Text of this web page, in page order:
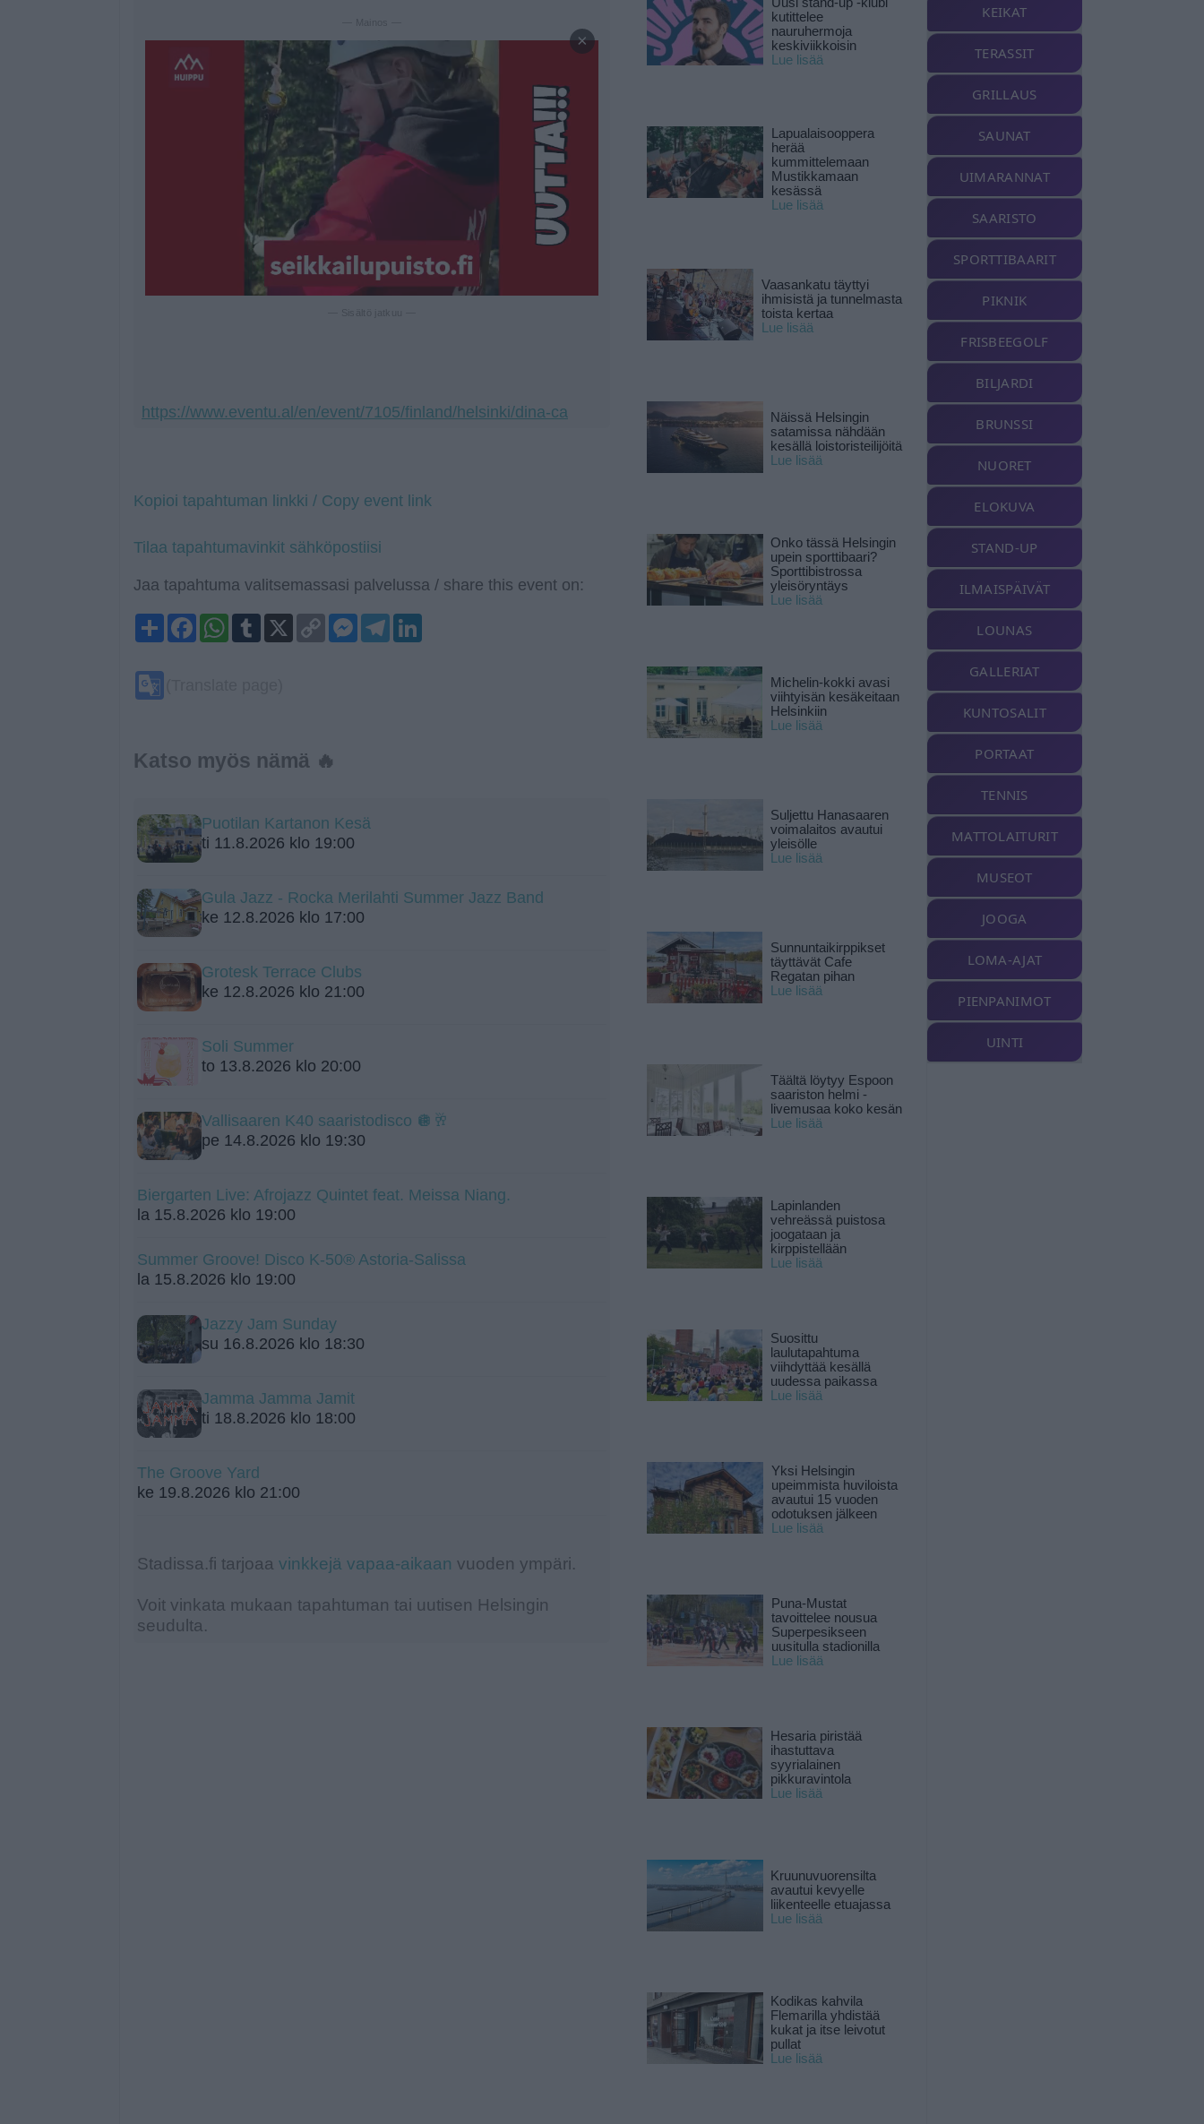
— Mainos —
×
https://www.eventu.al/en/event/7105/finland/helsinki/dina-ca
Kopioi tapahtuman linkki / Copy event link
Tilaa tapahtumavinkit sähköpostiisi
Jaa tapahtuma valitsemassasi palvelussa / share this event on:
ShareFacebookWhatsApp
Tumblr
X
Copy
Link
Messenger
Telegram
Katso myös nämä 🔥
Puotilan Kartanon Kesä
ti 11.8.2026 klo 19:00
Gula Jazz - Rocka Merilahti Summer Jazz Band
ke 12.8.2026 klo 17:00
Grotesk Terrace Clubs
ke 12.8.2026 klo 21:00
Soli Summer
to 13.8.2026 klo 20:00
Vallisaaren K40 saaristodisco 🪩🥂
pe 14.8.2026 klo 19:30
Biergarten Live: Afrojazz Quintet feat. Meissa Niang.
la 15.8.2026 klo 19:00
Summer Groove! Disco K-50® Astoria-Salissa
la 15.8.2026 klo 19:00
Jazzy Jam Sunday
su 16.8.2026 klo 18:30
Jamma Jamma Jamit
ti 18.8.2026 klo 18:00
The Groove Yard
ke 19.8.2026 klo 21:00
Stadissa.fi tarjoaa vinkkejä vapaa-aikaan vuoden ympäri.
Voit vinkata mukaan tapahtuman tai uutisen Helsingin
seudulta.
Uusi stand-up -klubi
kutittelee
nauruhermoja
keskiviikkoisin
Lue lisää
Lapualaisooppera
herää
kummittelemaan
Mustikkamaan
kesässä
Lue lisää
Vaasankatu täyttyi
ihmisistä ja tunnelmasta
toista kertaa
Lue lisää
Näissä Helsingin
satamissa nähdään
kesällä loistoristeilijöitä
Lue lisää
Onko tässä Helsingin
upein sporttibaari?
Sporttibistrossa
yleisöryntäys
Lue lisää
Michelin-kokki avasi
viihtyisän kesäkeitaan
Helsinkiin
Lue lisää
Suljettu Hanasaaren
voimalaitos avautui
yleisölle
Lue lisää
Sunnuntaikirppikset
täyttävät Cafe
Regatan pihan
Lue lisää
Täältä löytyy Espoon
saariston helmi -
livemusaa koko kesän
Lue lisää
Lapinlanden
vehreässä puistosa
joogataan ja
kirppistellään
Lue lisää
Suosittu
laulutapahtuma
viihdyttää kesällä
uudessa paikassa
Lue lisää
Yksi Helsingin
upeimmista huviloista
avautui 15 vuoden
odotuksen jälkeen
Lue lisää
Puna-Mustat
tavoittelee nousua
Superpesikseen
uusitulla stadionilla
Lue lisää
Hesaria piristää
ihastuttava
syyrialainen
pikkuravintola
Lue lisää
Kruunuvuorensilta
avautui kevyelle
liikenteelle etuajassa
Lue lisää
Kodikas kahvila
Flemarilla yhdistää
kukat ja itse leivotut
pullat
Lue lisää
KEIKAT
TERASSIT
GRILLAUS
SAUNAT
UIMARANNAT
SAARISTO
SPORTTIBAARIT
PIKNIK
FRISBEEGOLF
BILJARDI
BRUNSSI
NUORET
ELOKUVA
STAND-UP
ILMAISPÄIVÄT
LOUNAS
GALLERIAT
KUNTOSALIT
PORTAAT
TENNIS
MATTOLAITURIT
MUSEOT
JOOGA
LOMA-AJAT
PIENPANIMOT
UINTI